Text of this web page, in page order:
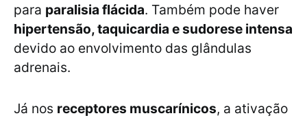
para paralisia flácida. Também pode haver
hipertensão, taquicardia e sudorese intensa
devido ao envolvimento das glândulas
adrenais.
Já nos receptores muscarínicos, a ativação